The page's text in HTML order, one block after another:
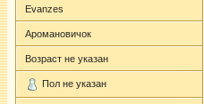
Evanzes
Аромановичок
Возраст не указан
Пол не указан